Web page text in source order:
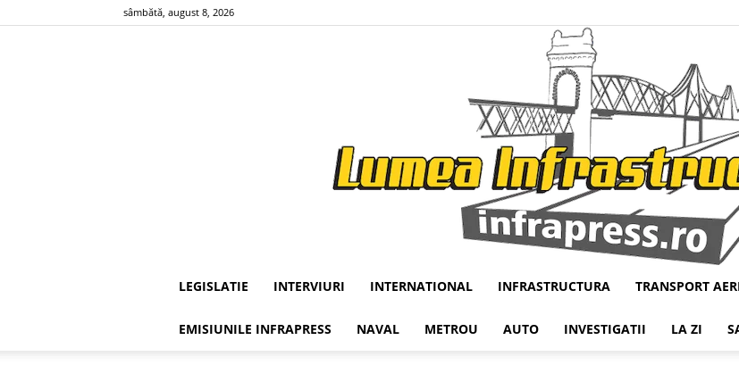
sâmbătă, august 8, 2026
Infrapress
LEGISLATIE INTERVIURI INTERNATIONAL INFRASTRUCTURA TRANSPORT
EMISIUNILE INFRAPRESS NAVAL METROU AUTO INVESTIGATII LA ZI